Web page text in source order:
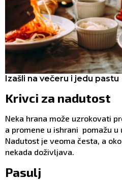
Izašli na večeru i jedu pastu
Krivci za nadutost
Neka hrana može uzrokovati
a promene u ishrani pomažu u
Nadutost je veoma česta, a
nekada doživljava.
Pasulj